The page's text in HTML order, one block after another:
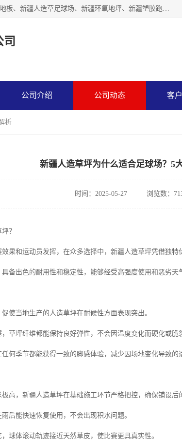
乌鲁木齐市辉煌大地商贸有限公司专注新疆悬浮拼装地板、新疆塑胶运动地板、新疆人造草足球场、新疆环氧地坪、新疆塑胶跑道、新疆舞蹈地板的地面材料供应商。质量优，价格佳，欢迎咨询。
公司介绍 公司动态 客
析
新疆人造草坪为什么适合足球场？5
时间：2025-05-27 浏览数：
？
果和运动员发挥，在众多选择中，新疆人造草坪凭借独特
备出色的耐用性和稳定性，能够经受高强度使用和恶劣天
使当地生产的人造草坪在耐候性方面表现突出。
草坪纤维都能保持良好弹性，不会因温度变化而硬化或脆
何季节都能获得一致的脚感体验，减少因场地变化导致的
高，新疆人造草坪在基础施工环节严格把控，确保铺设后
后能快速恢复使用，不会出现积水问题。
球体滚动轨迹接近天然草皮，使比赛更具真实性。